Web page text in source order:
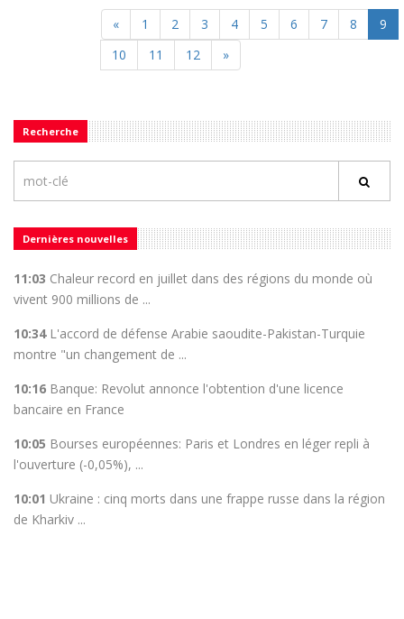
« 1 2 3 4 5 6 7 8
9
10
11 12 »
Recherche
Dernières nouvelles
11:03 Chaleur record en juillet dans des régions du monde où
vivent 900 millions de ...
10:34 L'accord de défense Arabie saoudite-Pakistan-Turquie
montre "un changement de ...
10:16 Banque: Revolut annonce l'obtention d'une licence
bancaire en France
10:05 Bourses européennes: Paris et Londres en léger repli à
l'ouverture (-0,05%), ...
10:01 Ukraine : cinq morts dans une frappe russe dans la région
de Kharkiv ...